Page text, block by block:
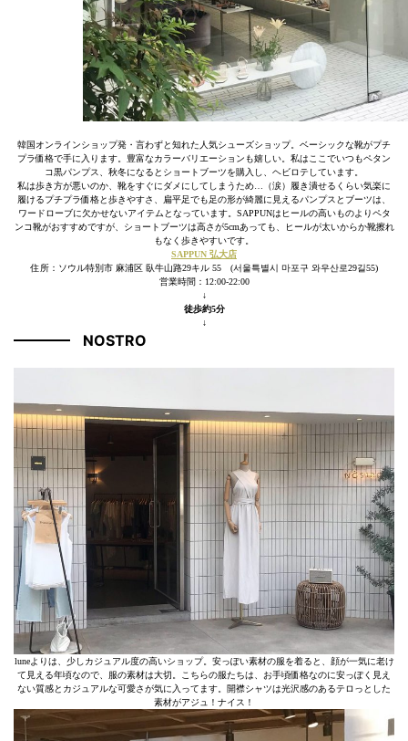
韓国オンラインショップ発・言わずと知れた人気シューズショップ。ベーシックな靴がプチ
プラ価格で手に入ります。豊富なカラーバリエーションも嬉しい。私はここでいつもペタン
コ黒パンプス、秋冬になるとショートブーツを購入し、ヘビロテしています。
私は歩き方が悪いのか、靴をすぐにダメにしてしまうため…（涙）履き潰せるくらい気楽に
履けるプチプラ価格と歩きやすさ、扁平足でも足の形が綺麗に見えるパンプスとブーツは、
ワードローブに欠かせないアイテムとなっています。SAPPUNはヒールの高いものよりペタ
ンコ靴がおすすめですが、ショートブーツは高さが5cmあっても、ヒールが太いからか靴擦れ
もなく歩きやすいです。
SAPPUN 弘大店
住所：ソウル特別市 麻浦区 臥牛山路29キル 55 (서울특별시 마포구 와우산로29길55)
営業時間：12:00-22:00
↓
徒歩約5分
↓
NOSTRO
luneよりは、少しカジュアル度の高いショップ。安っぽい素材の服を着ると、顔が一気に老け
て見える年頃なので、服の素材は大切。こちらの服たちは、お手頃価格なのに安っぽく見え
ない質感とカジュアルな可愛さが気に入ってます。開襟シャツは光沢感のあるテロっとした
素材がアジュ！ナイス！